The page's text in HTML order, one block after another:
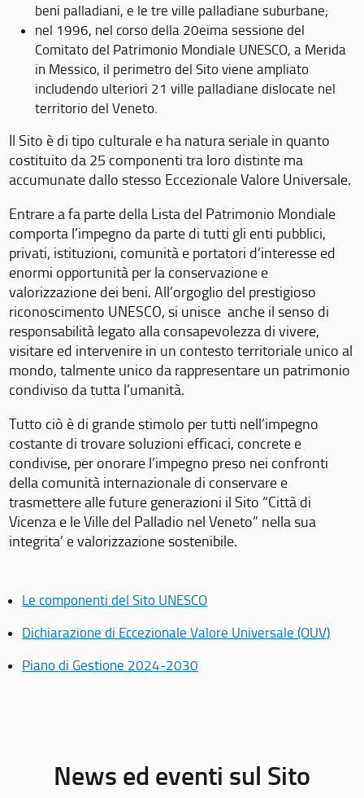
beni palladiani, e le tre ville palladiane suburbane;
nel 1996, nel corso della 20eima sessione del
Comitato del Patrimonio Mondiale UNESCO, a Merida
in Messico, il perimetro del Sito viene ampliato
includendo ulteriori 21 ville palladiane dislocate nel
territorio del Veneto.
Il Sito è di tipo culturale e ha natura seriale in quanto
costituito da 25 componenti tra loro distinte ma
accumunate dallo stesso Eccezionale Valore Universale.
Entrare a fa parte della Lista del Patrimonio Mondiale
comporta l’impegno da parte di tutti gli enti pubblici,
privati, istituzioni, comunità e portatori d’interesse ed
enormi opportunità per la conservazione e
valorizzazione dei beni. All’orgoglio del prestigioso
riconoscimento UNESCO, si unisce anche il senso di
responsabilità legato alla consapevolezza di vivere,
visitare ed intervenire in un contesto territoriale unico al
mondo, talmente unico da rappresentare un patrimonio
condiviso da tutta l’umanità.
Tutto ciò è di grande stimolo per tutti nell’impegno
costante di trovare soluzioni efficaci, concrete e
condivise, per onorare l’impegno preso nei confronti
della comunità internazionale di conservare e
trasmettere alle future generazioni il Sito “Città di
Vicenza e le Ville del Palladio nel Veneto” nella sua
integrita’ e valorizzazione sostenibile.
Le componenti del Sito UNESCO
Dichiarazione di Eccezionale Valore Universale (OUV)
Piano di Gestione 2024-2030
News ed eventi sul Sito